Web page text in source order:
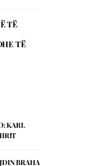
TË
TË
KARL
BRAHA